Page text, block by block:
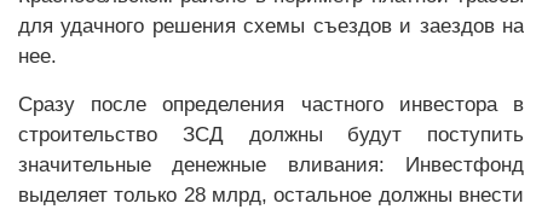
для удачного решения схемы съездов и заездов на
нее.
Сразу после определения частного инвестора в
строительство ЗСД должны будут поступить
значительные денежные вливания: Инвестфонд
выделяет только 28 млрд, остальное должны внести